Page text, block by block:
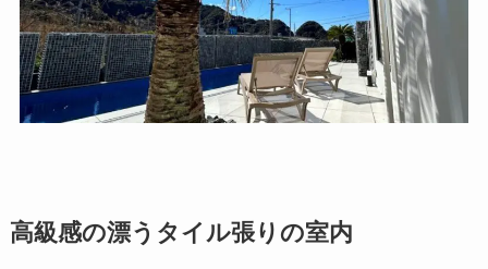
高級感の漂うタイル張りの室内